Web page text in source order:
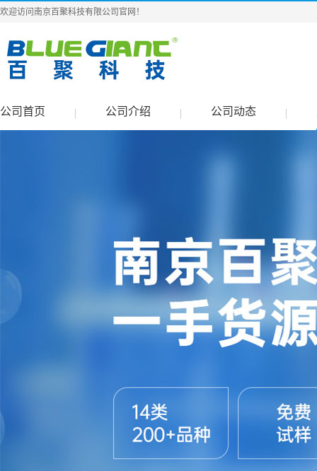
欢迎访问南京百聚科技有限公司官网！
公司首页 公司介绍 公司动态